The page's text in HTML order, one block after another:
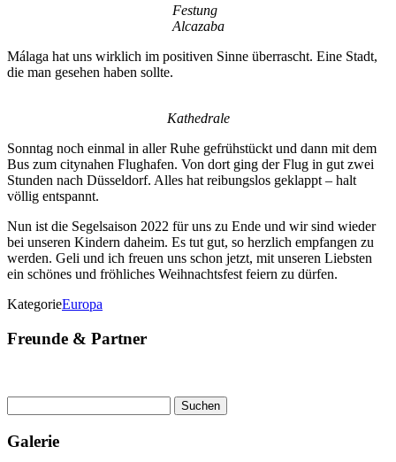
Festung
Alcazaba
Málaga hat uns wirklich im positiven Sinne überrascht. Eine Stadt,
die man gesehen haben sollte.
Kathedrale
Sonntag noch einmal in aller Ruhe gefrühstückt und dann mit dem
Bus zum citynahen Flughafen. Von dort ging der Flug in gut zwei
Stunden nach Düsseldorf. Alles hat reibungslos geklappt – halt
völlig entspannt.
Nun ist die Segelsaison 2022 für uns zu Ende und wir sind wieder
bei unseren Kindern daheim. Es tut gut, so herzlich empfangen zu
werden. Geli und ich freuen uns schon jetzt, mit unseren Liebsten
ein schönes und fröhliches Weihnachtsfest feiern zu dürfen.
KategorieEuropa
Freunde & Partner
nach:
Galerie